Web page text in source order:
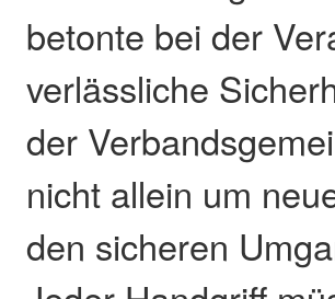
betonte bei der
verlässliche
der
nicht allein um
den sicheren